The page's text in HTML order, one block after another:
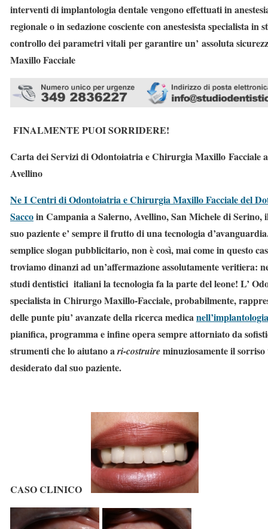
interventi di implantologia dentale vengono effettuati in
regionale o insedazione coscientecon anestesista specialista in
controllo dei parametri vitali per garantire un’ assoluta
Maxillo Facciale
FINALMENTE PUOI SORRIDERE!
Carta dei Servizi di Odontoiatria e Chirurgia Maxillo Facciale
Avellino
NeI Centri di Odontoiatria e Chirurgia Maxillo Facciale del
Saccoin Campania a Salerno, Avellino, San Michele di Serino,
suo paziente e’ sempre il frutto di una tecnologia
semplice slogan pubblicitario, non è così, mai come in questo
troviamo dinanzi ad un’affermazione assolutamente veritiera:
studi dentistici italiani la tecnologia fa la parte del leone! L’
specialista in Chirurgo Maxillo-Facciale, probabilmente,
delle punte piu’ avanzate della ricerca medica
pianifica, programma e infine opera sempre attorniato da
strumenti che lo aiutano ari-costruireminuziosamente il
desiderato dal suo paziente.
CASO CLINICO